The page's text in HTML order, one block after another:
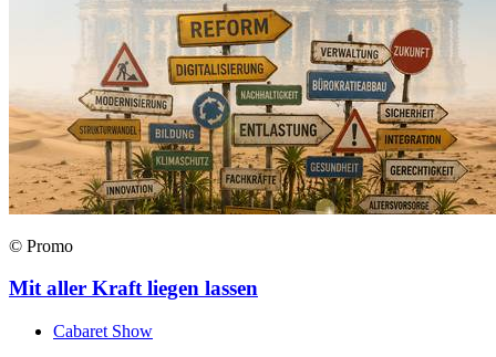
© Promo
Mit aller Kraft liegen lassen
Cabaret Show